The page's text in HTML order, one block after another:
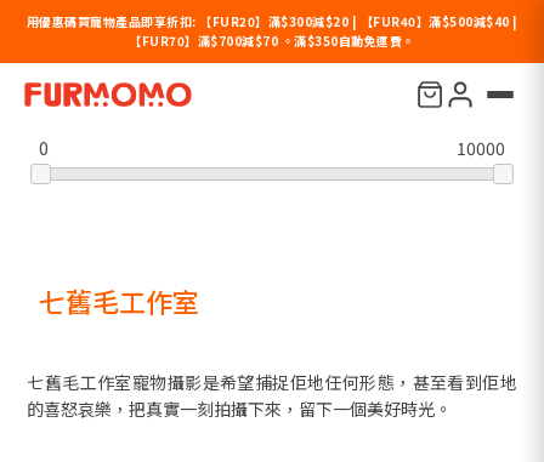
用優惠碼買寵物產品即享折扣: 【FUR20】滿$300減$20 | 【FUR40】滿$500減$40 |
【FUR70】滿$700減$70 。滿$350自動免運費。
價格過濾
0 10000
七舊毛工作室
七舊毛工作室寵物攝影是希望捕捉佢地任何形態，甚至看到佢地
的喜怒哀樂，把真實一刻拍攝下來，留下一個美好時光。